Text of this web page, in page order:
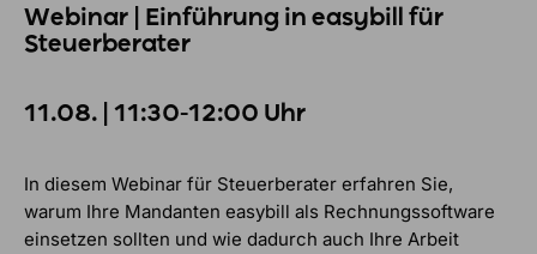
Webinar | Einführung in easybill für
Steuerberater
11.08. | 11:30-12:00 Uhr
In diesem Webinar für Steuerberater erfahren Sie,
warum Ihre Mandanten easybill als Rechnungssoftware
einsetzen sollten und wie dadurch auch Ihre Arbeit